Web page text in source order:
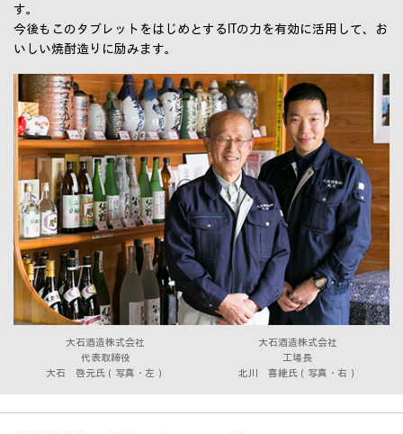
す。
今後もこのタブレットをはじめとするITの力を有効に活用して、お
いしい焼酎造りに励みます。
大石酒造株式会社
代表取締役
大石 啓元氏（写真・左）
大石酒造株式会社
工場長
北川 喜継氏（写真・右）